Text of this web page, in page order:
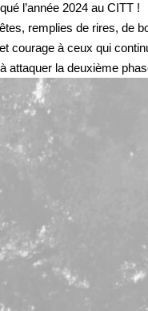
l’année 2024 au CITT !
remplies de rires, de
courage à ceux qui
attaquer la deuxième